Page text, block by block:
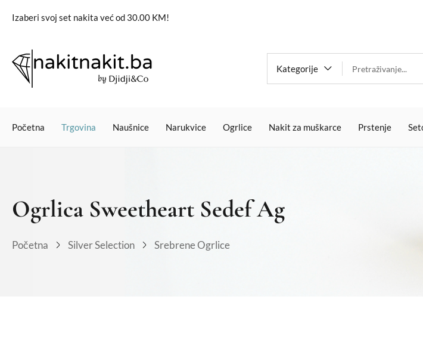
Izaberi svoj set nakita već od 30.00 KM!
Kategorije
Početna Trgovina Naušnice Narukvice Ogrlice Nakit za muškarce Prstenje
Ogrlica Sweetheart Sedef Ag
Početna Silver Selection Srebrene Ogrlice